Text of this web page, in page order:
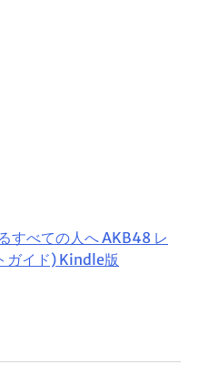
すべての人へ AKB48 レ
ガイド) Kindle版